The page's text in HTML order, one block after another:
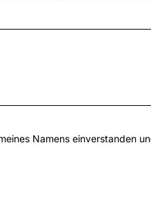
Namens einverstanden